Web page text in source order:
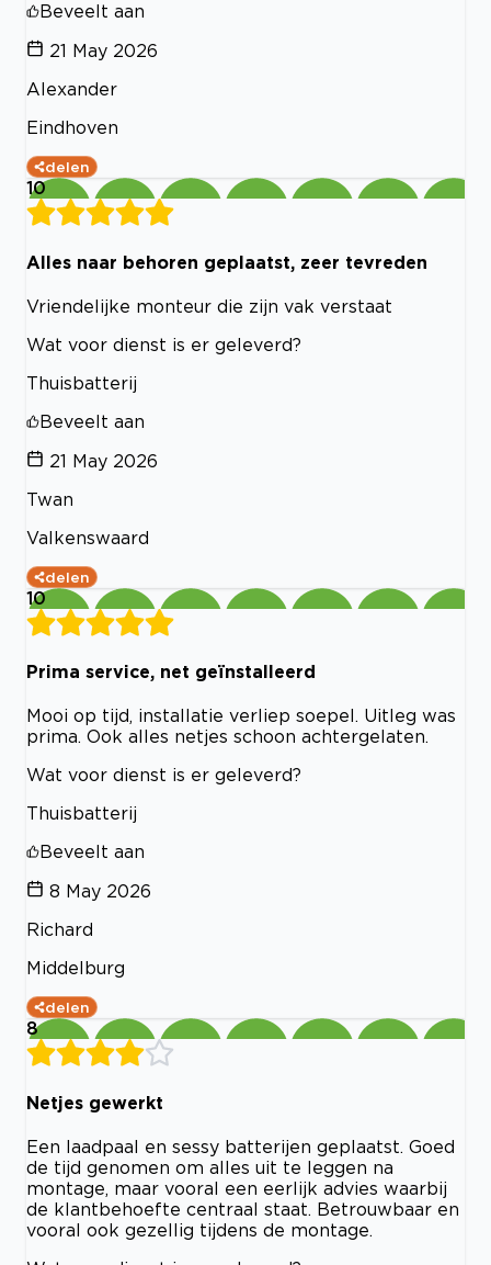
Beveelt aan
21 May 2026
Alexander
Eindhoven
delen
10
Alles naar behoren geplaatst, zeer tevreden
Vriendelijke monteur die zijn vak verstaat
Wat voor dienst is er geleverd?
Thuisbatterij
Beveelt aan
21 May 2026
Twan
Valkenswaard
delen
10
Prima service, net geïnstalleerd
Mooi op tijd, installatie verliep soepel. Uitleg was
prima. Ook alles netjes schoon achtergelaten.
Wat voor dienst is er geleverd?
Thuisbatterij
Beveelt aan
8 May 2026
Richard
Middelburg
delen
8
Netjes gewerkt
Een laadpaal en sessy batterijen geplaatst. Goed
de tijd genomen om alles uit te leggen na
montage, maar vooral een eerlijk advies waarbij
de klantbehoefte centraal staat. Betrouwbaar en
vooral ook gezellig tijdens de montage.